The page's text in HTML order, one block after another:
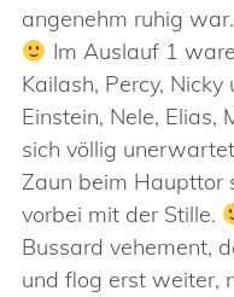
angenehm ruhig
Im Auslauf 1
Kailash, Percy,
Einstein, Nele, Elias,
sich völlig
Zaun beim Haupttor
vorbei mit der Stille.
Bussard vehement,
und flog erst weiter,